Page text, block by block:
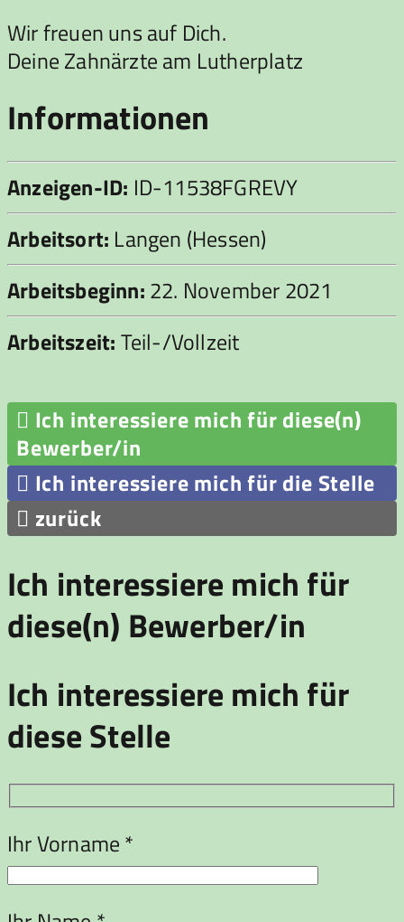
Wir freuen uns auf Dich.
Deine Zahnärzte am Lutherplatz
Informationen
Anzeigen-ID: ID-11538FGREVY
Arbeitsort: Langen (Hessen)
Arbeitsbeginn:22. November 2021
Arbeitszeit:Teil-/Vollzeit
 Ich interessiere mich für diese(n)
Bewerber/in
 Ich interessiere mich für die Stelle
 zurück
Ich interessiere mich für
diese(n) Bewerber/in
Ich interessiere mich für
diese Stelle
Ihr Vorname *